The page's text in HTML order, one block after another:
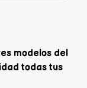
modelos del
todas tus